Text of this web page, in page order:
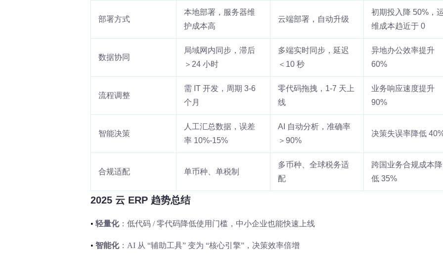
部署方式
本地部署，服务器维
护成本高
云端部署，自动升级
初期投入降 50%，
维成本趋近于 0
数据协同
局域网内同步，滞后
＞24 小时
多端实时同步，延迟
＜10 秒
异地办公效率提升
60%
流程调整
需 IT 开发，周期 3-6
个月
零代码拖拽，1-7 天上
线
业务响应速度提升
90%
智能决策
人工汇总数据，误差
率 10%-15%
AI 自动分析，准确率
＞90%
决策失误率降低
合规适配 单币种、单税制
多币种、全球税务适
配
跨国业务合规成本降
低 35%
2025 云 ERP 趋势总结
• 轻量化：低代码 / 零代码降低使用门槛，中小企业也能快速上线
• 智能化：AI 从 “辅助工具” 变为 “核心引擎”，决策效率倍增